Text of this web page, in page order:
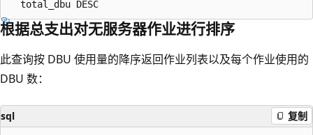
根据总支出对无服务器作业进行排序
此查询按 DBU 使用量的降序返回作业列表以及每个作业使用的
DBU 数：
sql 复制